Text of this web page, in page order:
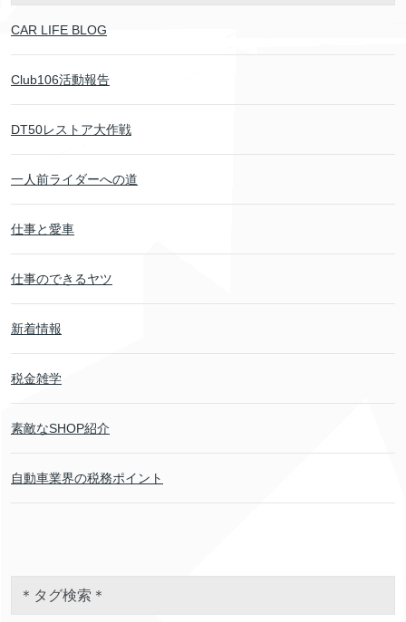
CAR LIFE BLOG
Club106活動報告
DT50レストア大作戦
一人前ライダーへの道
仕事と愛車
仕事のできるヤツ
新着情報
税金雑学
素敵なSHOP紹介
自動車業界の税務ポイント
＊タグ検索＊